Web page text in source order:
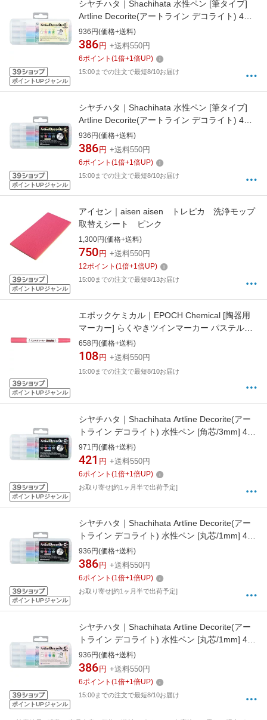
ポイントUPジャンル
シヤチハタ｜Shachihata 水性ペン [筆タイプ]
Artline Decorite(アートライン デコライト) 4色
セット1 EDF-F/4PSH1
936円(価格+送料)
386 円 +送料550円
6ポイント (1倍+1倍UP)
15:00までの注文で最短8/10お届け
ポイントUPジャンル
シヤチハタ｜Shachihata 水性ペン [筆タイプ]
Artline Decorite(アートライン デコライト) 4色
セット3 EDF-F/4PSH3
936円(価格+送料)
386 円 +送料550円
6ポイント (1倍+1倍UP)
15:00までの注文で最短8/10お届け
ポイントUPジャンル
アイセン｜aisen aisen トレピカ 洗浄モップ
取替えシート ピンク
1,300円(価格+送料)
750 円 +送料550円
12ポイント (1倍+1倍UP)
15:00までの注文で最短8/13お届け
ポイントUPジャンル
エポックケミカル｜EPOCH Chemical [陶器用
マーカー] らくやきツインマーカー パステルピ
ンク NRM-150PP[NRM150PP]
658円(価格+送料)
108 円 +送料550円
15:00までの注文で最短8/10お届け
ポイントUPジャンル
シヤチハタ｜Shachihata Artline Decorite(アー
トライン デコライト) 水性ペン [角芯/3mm] 4色
セット3 EDF-3/4PSH3
971円(価格+送料)
421 円 +送料550円
6ポイント (1倍+1倍UP)
お取り寄せ[約1ヶ月半で出荷予定]
ポイントUPジャンル
シヤチハタ｜Shachihata Artline Decorite(アー
トライン デコライト) 水性ペン [丸芯/1mm] 4色
セット3 EDF-1/4PSH3
936円(価格+送料)
386 円 +送料550円
6ポイント (1倍+1倍UP)
お取り寄せ[約1ヶ月半で出荷予定]
ポイントUPジャンル
シヤチハタ｜Shachihata Artline Decorite(アー
トライン デコライト) 水性ペン [丸芯/1mm] 4色
セット1 EDF-1/4PSH1
936円(価格+送料)
386 円 +送料550円
6ポイント (1倍+1倍UP)
15:00までの注文で最短8/10お届け